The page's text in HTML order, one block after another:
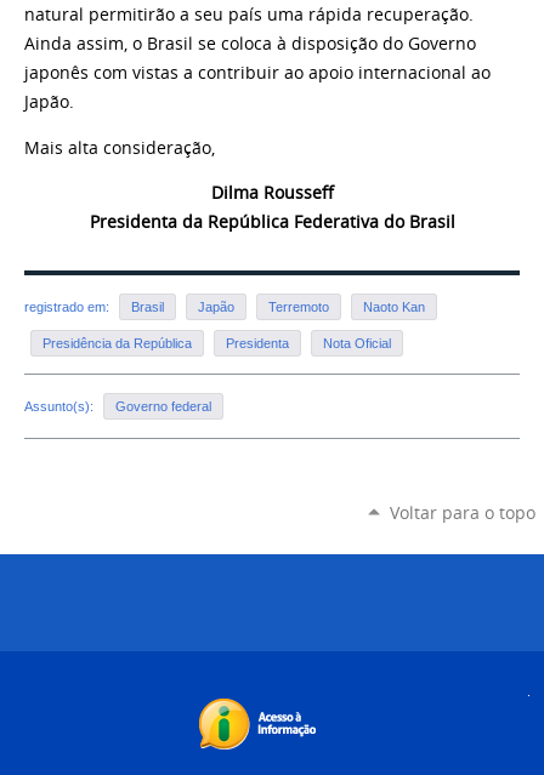
natural permitirão a seu país uma rápida recuperação.
Ainda assim, o Brasil se coloca à disposição do Governo
japonês com vistas a contribuir ao apoio internacional ao
Japão.
Mais alta consideração,
Dilma Rousseff
Presidenta da República Federativa do Brasil
registrado em: Brasil Japão Terremoto Naoto Kan
Presidência da República Presidenta Nota Oficial
Assunto(s): Governo federal
Voltar para o topo